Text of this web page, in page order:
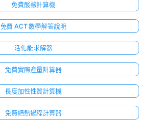
免費酸鹼計算機
免費 ACT 數學解答說明
活化能求解器
免費實際產量計算器
長度加性性質計算機
免費絕熱過程計算器